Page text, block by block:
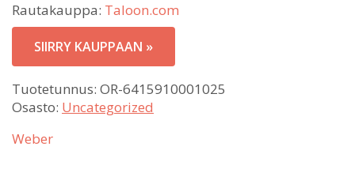
Rautakauppa: Taloon.com
SIIRRY KAUPPAAN »
Tuotetunnus: OR-6415910001025
Osasto: Uncategorized
Weber